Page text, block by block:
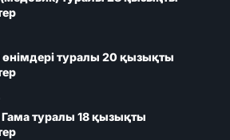
туралы 20 қызықты
Гама туралы 18 қызықты